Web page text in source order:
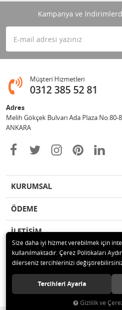
Kampanya ve
Müşteri Hizmetleri
0312 385 52 81
Adres
Melih Gökçek Bulvarı Ada Plaza No:80-
ANKARA
KURUMSAL
ÖDEME
İLETİŞİM
© 2020 ESA ÖLÇÜM VE TEST
Tüm hakları
Size daha iyi hizmet verebilmek için
kullanılmaktadır. Çerez Politikaları
dilerseniz tercihlerinizi
Tercihleri Ayarla
Gizlilik ve